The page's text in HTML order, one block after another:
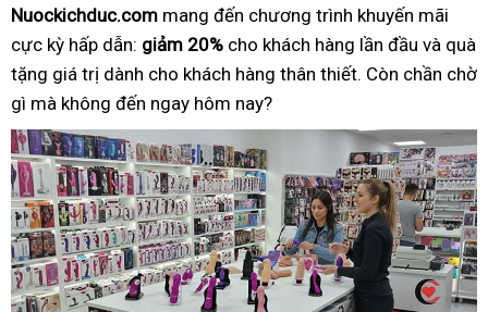
Nuockichduc.com mang đến chương trình khuyến mãi
cực kỳ hấp dẫn: giảm 20% cho khách hàng lần đầu và quà
tặng giá trị dành cho khách hàng thân thiết. Còn chần chờ
gì mà không đến ngay hôm nay?